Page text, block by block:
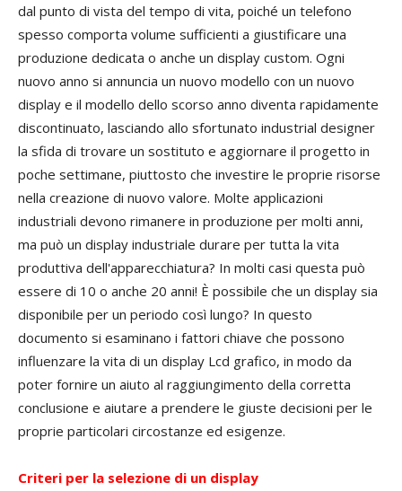
dal punto di vista del tempo di vita, poiché un telefono
spesso comporta volume sufficienti a giustificare una
produzione dedicata o anche un display custom. Ogni
nuovo anno si annuncia un nuovo modello con un nuovo
display e il modello dello scorso anno diventa rapidamente
discontinuato, lasciando allo sfortunato industrial designer
la sfida di trovare un sostituto e aggiornare il progetto in
poche settimane, piuttosto che investire le proprie risorse
nella creazione di nuovo valore. Molte applicazioni
industriali devono rimanere in produzione per molti anni,
ma può un display industriale durare per tutta la vita
produttiva dell'apparecchiatura? In molti casi questa può
essere di 10 o anche 20 anni! È possibile che un display sia
disponibile per un periodo così lungo? In questo
documento si esaminano i fattori chiave che possono
influenzare la vita di un display Lcd grafico, in modo da
poter fornire un aiuto al raggiungimento della corretta
conclusione e aiutare a prendere le giuste decisioni per le
proprie particolari circostanze ed esigenze.
Criteri per la selezione di un display